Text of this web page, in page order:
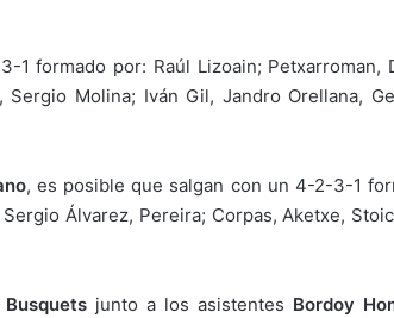
1 formado por: Raúl Lizoain; Petxarroman,
Molina; Iván Gil, Jandro Orellana,
, es posible que salgan con un 4-2-3-1
Álvarez, Pereira; Corpas, Aketxe,
junto a los asistentes Bordoy